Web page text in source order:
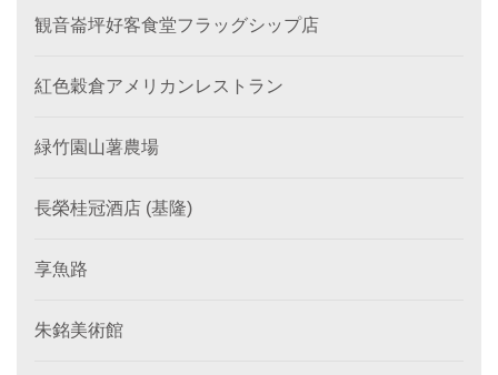
観音崙坪好客食堂フラッグシップ店
紅色穀倉アメリカンレストラン
緑竹園山薯農場
長榮桂冠酒店 (基隆)
享魚路
朱銘美術館